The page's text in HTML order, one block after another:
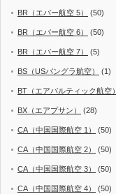
BR（エバー航空 5） (50)
BR（エバー航空 6） (50)
BR（エバー航空 7） (5)
BS（USバングラ航空） (1)
BT（エアバルティック航空）
BX（エアプサン） (28)
CA（中国国際航空 1） (50)
CA（中国国際航空 2） (50)
CA（中国国際航空 3） (50)
CA（中国国際航空 4） (50)